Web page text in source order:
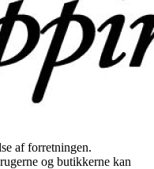
af forretningen.
og butikkerne kan